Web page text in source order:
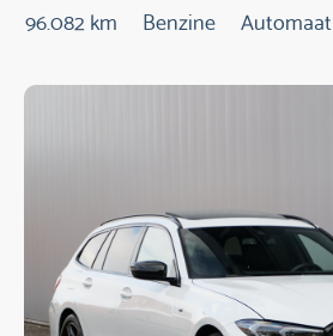
96.082 km Benzine Automaat